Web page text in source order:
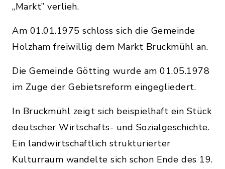
„Markt” verlieh.
Am 01.01.1975 schloss sich die Gemeinde
Holzham freiwillig dem Markt Bruckmühl an.
Die Gemeinde Götting wurde am 01.05.1978
im Zuge der Gebietsreform eingegliedert.
In Bruckmühl zeigt sich beispielhaft ein Stück
deutscher Wirtschafts- und Sozialgeschichte.
Ein landwirtschaftlich strukturierter
Kulturraum wandelte sich schon Ende des 19.